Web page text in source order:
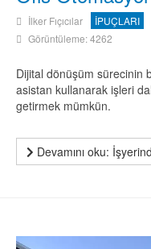
İlker Fıçıcılar İPUÇLARI
Görüntüleme: 4262
Dijital dönüşüm sürecinin
asistan kullanarak işleri
getirmek mümkün.
Devamını oku: